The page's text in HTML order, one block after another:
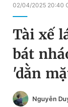
Chuyên mục
Chuyên mục khác
Chào ngày
Đổi mật
Tin đã lưu
Tin đã xem
02/04/2025 20:40
Tài xế
bát
'dằn
Nguyễn